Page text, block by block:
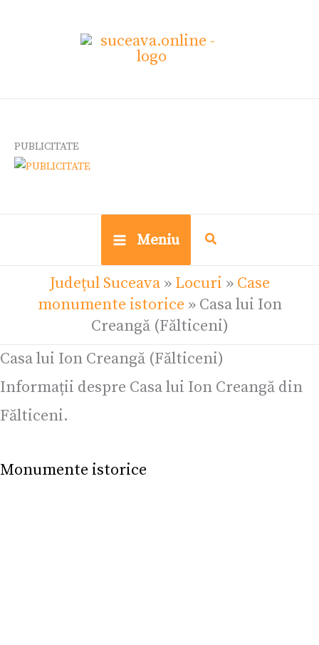
PUBLICITATE
Meniu
Județul Suceava» Locuri » Case
monumente istorice » Casa lui Ion
Creangă (Fălticeni)
Casa lui Ion Creangă (Fălticeni)
Informații despre Casa lui Ion Creangă din
Fălticeni.
Monumente istorice